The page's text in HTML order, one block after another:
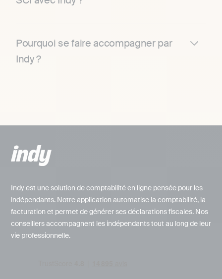
Pourquoi se faire accompagner par
Indy ?
Indy est une solution de comptabilité en ligne pensée pour les
indépendants. Notre application automatise la comptabilité, la
facturation et permet de générer ses déclarations fiscales. Nos
conseillers accompagnent les indépendants tout au long de leur
vie professionnelle.